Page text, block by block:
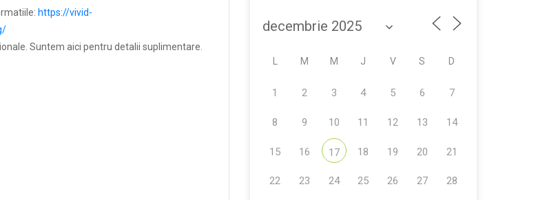
https://vivid-
Suntem aici pentru detalii suplimentare.
M M J V S D
1 2 3 4 5 6 7
8 9 10 11 12 13 14
15 16 17 18 19 20 21
22 23 24 25 26 27 28